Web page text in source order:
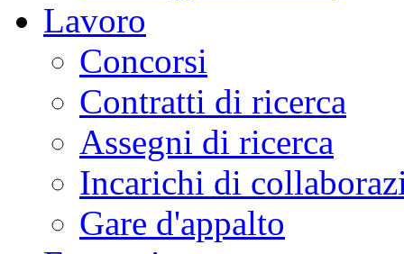
Lavoro
Concorsi
Contratti di ricerca
Assegni di ricerca
Incarichi di
Gare d'appalto